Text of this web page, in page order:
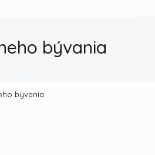
bývania
bývania